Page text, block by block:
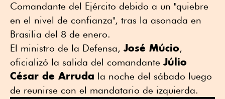
Comandante del Ejército debido a un "quiebre
en el nivel de confianza", tras la asonada en
Brasilia del 8 de enero.
El ministro de la Defensa, José Múcio,
oficializó la salida del comandante Júlio
César de Arruda la noche del sábado luego
de reunirse con el mandatario de izquierda.